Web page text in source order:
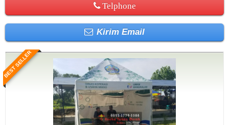
Telphone
Kirim Email
BEST SELLER